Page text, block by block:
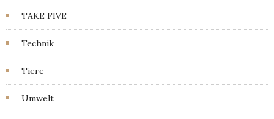
TAKE FIVE
Technik
Tiere
Umwelt